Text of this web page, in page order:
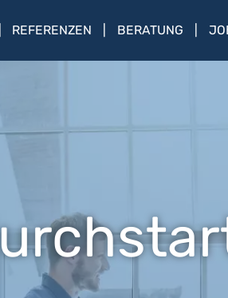
REFERENZEN BERATUNG